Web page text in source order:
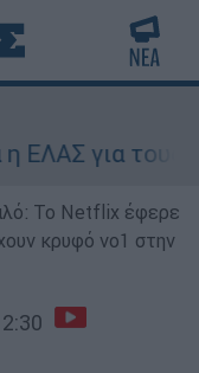
για τους 8
Το Netflix έφερε
κρυφό νο1 στην